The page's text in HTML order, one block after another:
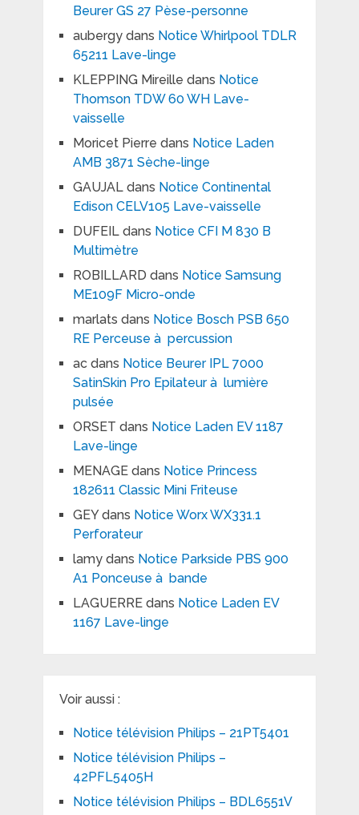
Beurer GS 27 Pèse-personne
aubergydans Notice Whirlpool TDLR
65211 Lave-linge
KLEPPING Mireille dans Notice
Thomson TDW 60 WH Lave-
vaisselle
Moricet Pierre dans Notice Laden
AMB 3871 Sèche-linge
GAUJALdans Notice Continental
Edison CELV105 Lave-vaisselle
DUFEILdans Notice CFI M 830 B
Multimètre
ROBILLARD dans Notice Samsung
ME109F Micro-onde
marlats dans Notice Bosch PSB 650
RE Perceuse à percussion
acdans Notice Beurer IPL 7000
SatinSkin Pro Epilateur à lumière
pulsée
ORSET dans Notice Laden EV 1187
Lave-linge
MENAGEdans Notice Princess
182611 Classic Mini Friteuse
GEYdans Notice Worx WX331.1
Perforateur
lamydans Notice Parkside PBS 900
A1 Ponceuse à bande
LAGUERREdans Notice Laden EV
1167 Lave-linge
Voir aussi :
Notice télévision Philips – 21PT5401
Notice télévision Philips –
42PFL5405H
Notice télévision Philips – BDL6551V